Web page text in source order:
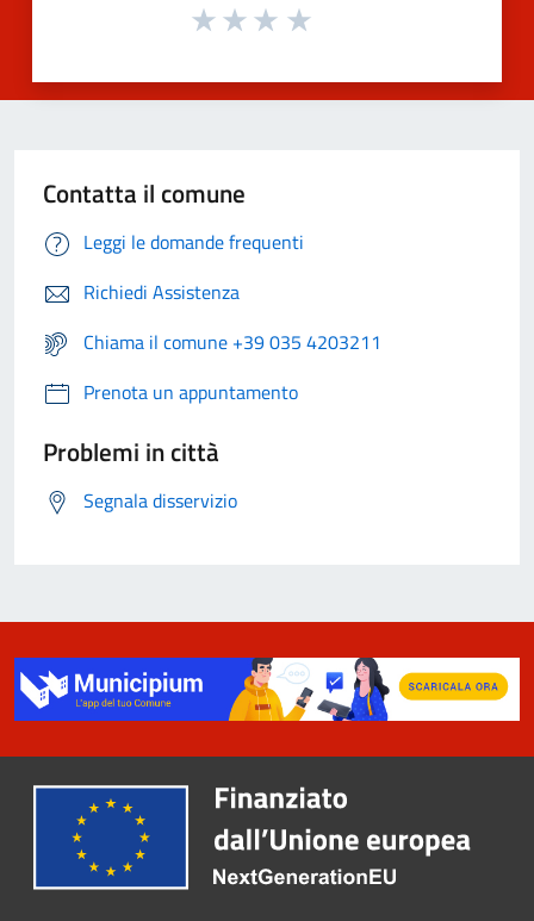
Contatta il comune
Leggi le domande frequenti
Richiedi Assistenza
Chiama il comune +39 035 4203211
Prenota un appuntamento
Problemi in città
Segnala disservizio